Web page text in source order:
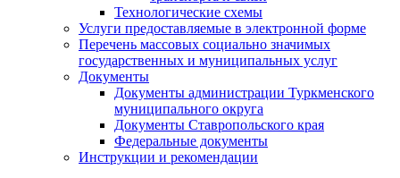
Технологические схемы
Услуги предоставляемые в электронной форме
Перечень массовых социально значимых
государственных и муниципальных услуг
Документы
Документы администрации Туркменского
муниципального округа
Документы Ставропольского края
Федеральные документы
Инструкции и рекомендации